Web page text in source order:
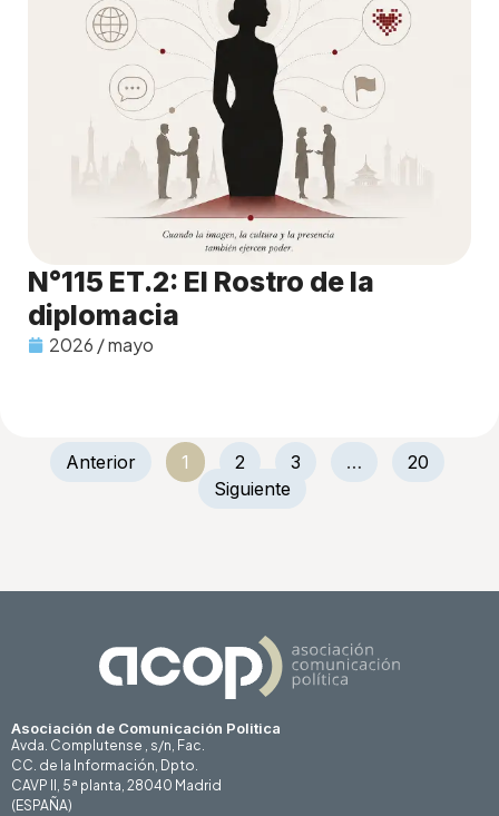
N°115 ET.2: El Rostro de la
diplomacia
2026 / mayo
Anterior 1 2 3 …
20
Siguiente
Asociación de Comunicación Politica
Avda. Complutense , s/n, Fac.
CC. de la Información, Dpto.
CAVP II, 5ª planta, 28040 Madrid
(ESPAÑA)